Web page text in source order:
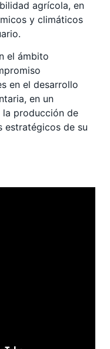
agrícola, en
y climáticos
el ámbito
en el desarrollo
en un
la producción de
estratégicos de su